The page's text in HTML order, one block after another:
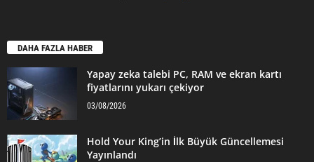
DAHA FAZLA HABER
Yapay zeka talebi PC, RAM ve ekran kartı
fiyatlarını yukarı çekiyor
03/08/2026
Hold Your King’in İlk Büyük Güncellemesi
Yayınlandı